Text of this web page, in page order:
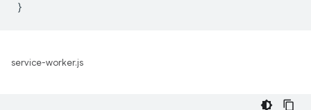
service-worker.js